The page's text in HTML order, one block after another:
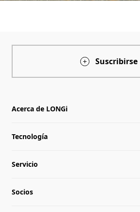
Suscribirse
Acerca de LONGi
Acerca de LONGi
Hitos
Globalización
Tecnología
Novedades
Servicio
Descargar
Socios